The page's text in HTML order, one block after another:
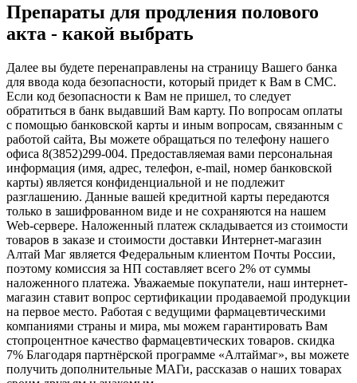
Препараты для продления полового
акта - какой выбрать
Далее вы будете перенаправлены на страницу Вашего банка
для ввода кода безопасности, который придет к Вам в СМС.
Если код безопасности к Вам не пришел, то следует
обратиться в банк выдавший Вам карту. По вопросам оплаты
с помощью банковской карты и иным вопросам, связанным с
работой сайта, Вы можете обращаться по телефону нашего
офиса 8(3852)299-004. Предоставляемая вами персональная
информация (имя, адрес, телефон, e-mail, номер банковской
карты) является конфиденциальной и не подлежит
разглашению. Данные вашей кредитной карты передаются
только в зашифрованном виде и не сохраняются на нашем
Web-сервере. Наложенный платеж складывается из стоимости
товаров в заказе и стоимости доставки Интернет-магазин
Алтай Маг является Федеральным клиентом Почты России,
поэтому комиссия за НП составляет всего 2% от суммы
наложенного платежа. Уважаемые покупатели, наш интернет-
магазин ставит вопрос сертификации продаваемой продукции
на первое место. Работая с ведущими фармацевтическими
компаниями страны и мира, мы можем гарантировать Вам
стопроцентное качество фармацевтических товаров. скидка
7% Благодаря партнёрской программе «Алтаймаг», вы можете
получить дополнительные МАГи, рассказав о наших товарах